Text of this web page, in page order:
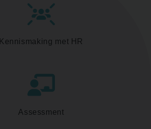
Kennismaking met HR
Assessment